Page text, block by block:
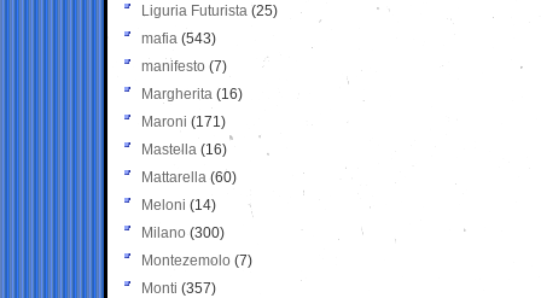
Liguria Futurista (25)
mafia (543)
manifesto (7)
Margherita (16)
Maroni (171)
Mastella (16)
Mattarella (60)
Meloni (14)
Milano (300)
Montezemolo (7)
Monti (357)